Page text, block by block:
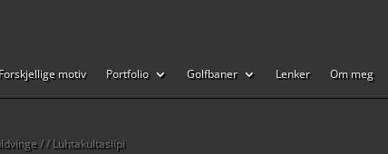
Forskjellige motiv Portfolio Golfbaner Lenker Om meg
/ / Luhtakultasiipi